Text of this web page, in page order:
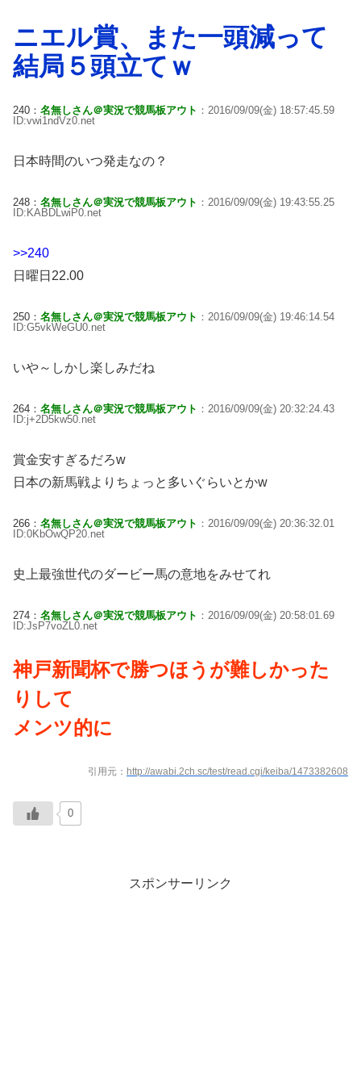
ニエル賞、また一頭減って
結局５頭立てｗ
240： 名無しさん＠実況で競馬板アウト ：2016/09/09(金) 18:57:45.59
ID:vwi1ndVz0.net
日本時間のいつ発走なの？
248： 名無しさん＠実況で競馬板アウト ：2016/09/09(金) 19:43:55.25
ID:KABDLwiP0.net
>>240
日曜日22.00
250： 名無しさん＠実況で競馬板アウト ：2016/09/09(金) 19:46:14.54
ID:G5vkWeGU0.net
いや～しかし楽しみだね
264： 名無しさん＠実況で競馬板アウト ：2016/09/09(金) 20:32:24.43
ID:j+2D5kw50.net
賞金安すぎるだろw
日本の新馬戦よりちょっと多いぐらいとかw
266： 名無しさん＠実況で競馬板アウト ：2016/09/09(金) 20:36:32.01
ID:0KbOwQP20.net
史上最強世代のダービー馬の意地をみせてれ
274： 名無しさん＠実況で競馬板アウト ：2016/09/09(金) 20:58:01.69
ID:JsP7voZL0.net
神戸新聞杯で勝つほうが難しかった
りして
メンツ的に
引用元： http://awabi.2ch.sc/test/read.cgi/keiba/1473382608
0
スポンサーリンク